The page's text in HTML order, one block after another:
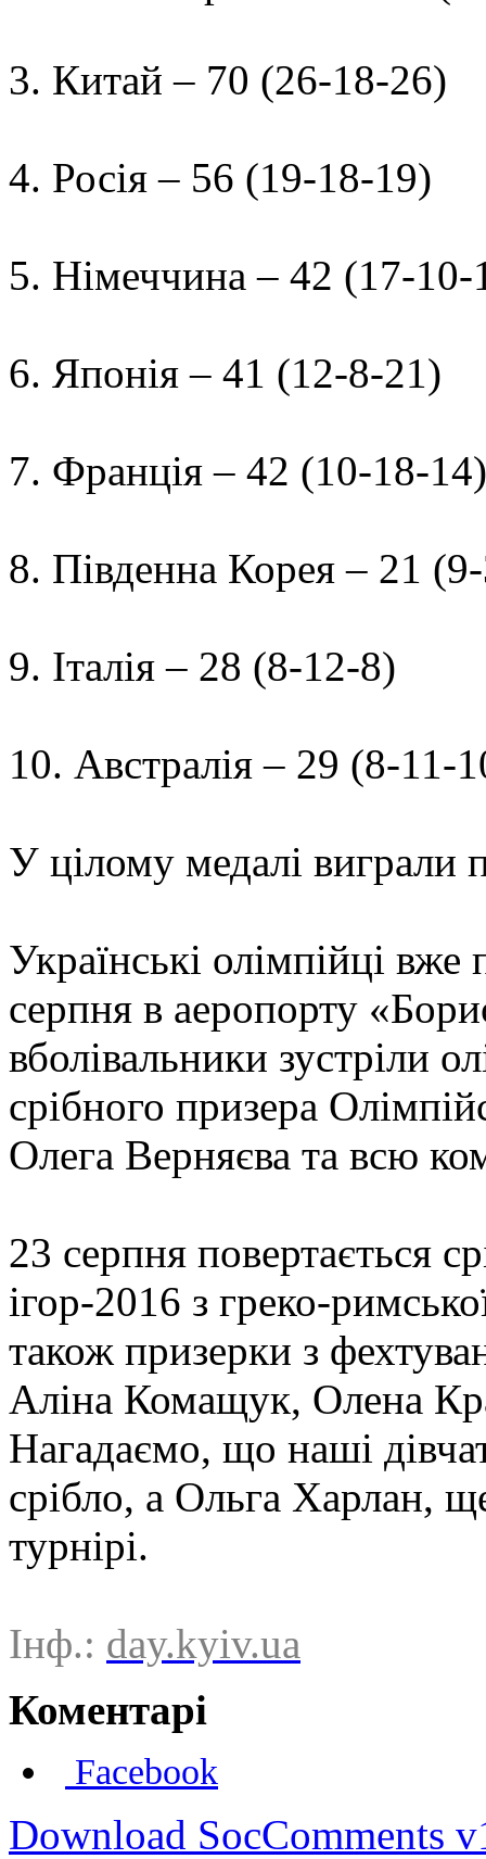
3. Китай – 70 (26-18-26)
4. Росія – 56 (19-18-19)
5. Німеччина – 42 (17-10-
6. Японія – 41 (12-8-21)
7. Франція – 42 (10-18-14)
8. Південна Корея – 21
9. Італія – 28 (8-12-8)
10. Австралія – 29 (8-11-
У цілому медалі виграли
Українські олімпійці
серпня в аеропорту
вболівальники зустріли
срібного призера
Олега Верняєва та всю
23 серпня повертається
ігор-2016 з греко-
також призерки з
Аліна Комащук, Олена
Нагадаємо, що наші
срібло, а Ольга Харлан,
турнірі.
Інф.: day.kyiv.ua
Коментарі
Facebook
Download SocComments